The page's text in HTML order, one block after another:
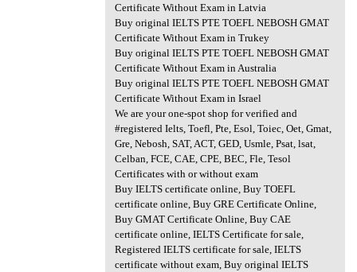
Certificate Without Exam in Latvia
Buy original IELTS PTE TOEFL NEBOSH GMAT
Certificate Without Exam in Trukey
Buy original IELTS PTE TOEFL NEBOSH GMAT
Certificate Without Exam in Australia
Buy original IELTS PTE TOEFL NEBOSH GMAT
Certificate Without Exam in Israel
We are your one-spot shop for verified and
#registered Ielts, Toefl, Pte, Esol, Toiec, Oet, Gmat,
Gre, Nebosh, SAT, ACT, GED, Usmle, Psat, lsat,
Celban, FCE, CAE, CPE, BEC, Fle, Tesol
Certificates with or without exam
Buy IELTS certificate online, Buy TOEFL
certificate online, Buy GRE Certificate Online,
Buy GMAT Certificate Online, Buy CAE
certificate online, IELTS Certificate for sale,
Registered IELTS certificate for sale, IELTS
certificate without exam, Buy original IELTS